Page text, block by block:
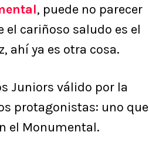
, puede no parecer
el cariñoso saludo es el
ahí ya es otra cosa.
Juniors válido por la
protagonistas: uno que
el Monumental.